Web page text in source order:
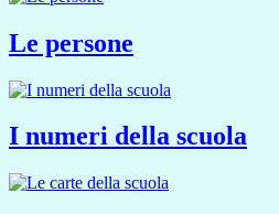
Le persone
I numeri della scuola